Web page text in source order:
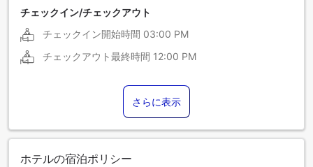
チェックイン/チェックアウト
チェックイン開始時間 03:00 PM
チェックアウト最終時間 12:00 PM
さらに表示
ホテルの宿泊ポリシー